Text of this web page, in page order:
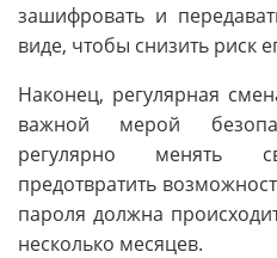
зашифровать и
виде, чтобы снизить риск
Наконец, регулярная
важной мерой
регулярно менять
предотвратить
пароля должна
несколько месяцев.